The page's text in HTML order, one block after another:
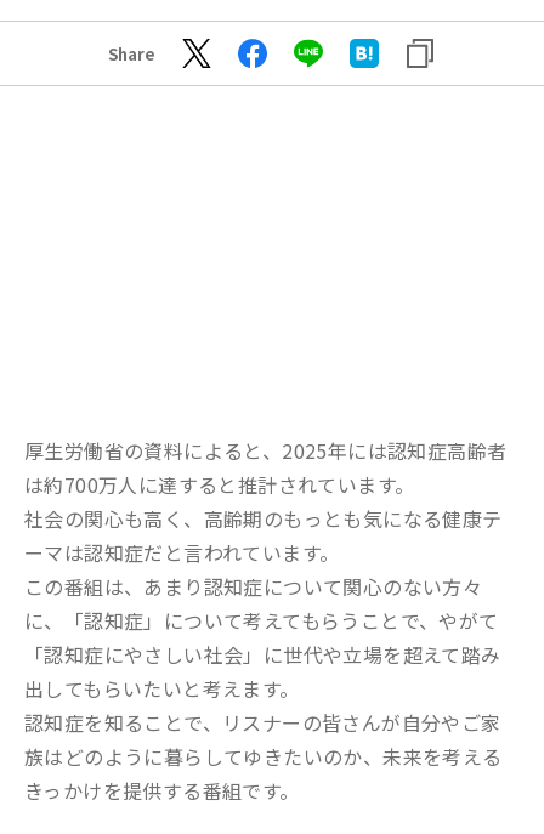
Share
厚生労働省の資料によると、2025年には認知症高齢者
は約700万人に達すると推計されています。
社会の関心も高く、高齢期のもっとも気になる健康テ
ーマは認知症だと言われています。
この番組は、あまり認知症について関心のない方々
に、「認知症」について考えてもらうことで、やがて
「認知症にやさしい社会」に世代や立場を超えて踏み
出してもらいたいと考えます。
認知症を知ることで、リスナーの皆さんが自分やご家
族はどのように暮らしてゆきたいのか、未来を考える
きっかけを提供する番組です。